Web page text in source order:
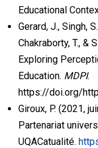
Educational
Gerard, J., Singh,
Chakraborty, T., &
Exploring
Education. MDPI.
https://doi.org/
Giroux, P. (2021,
Partenariat
UQACatualité.